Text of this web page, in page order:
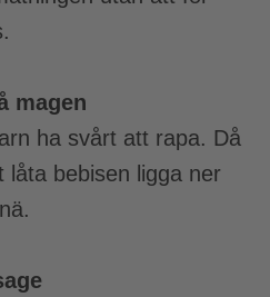
magen
ha svårt att rapa. Då
låta bebisen ligga ner